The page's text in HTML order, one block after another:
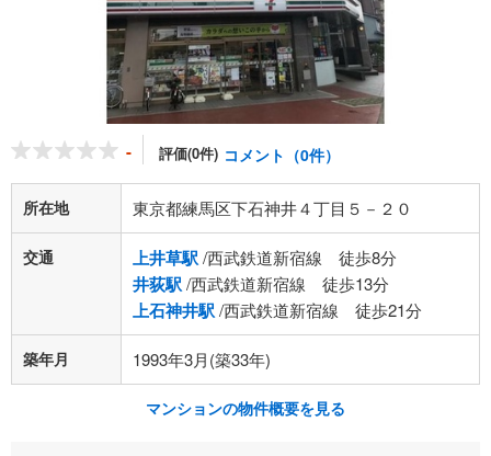
- 評価(0件) コメント（0件）
所在地 東京都練馬区下石神井４丁目５－２０
交通 上井草駅/西武鉄道新宿線 徒歩8分
井荻駅/西武鉄道新宿線 徒歩13分
上石神井駅/西武鉄道新宿線 徒歩21分
築年月 1993年3月(築33年)
マンションの物件概要を見る